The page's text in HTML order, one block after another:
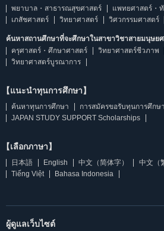
พยาบาล・สาธารณสุขศาสตร์
แพทยศาสตร์・
เภสัชศาสตร์
วิทยาศาสตร์ วิศวกรรมศาสตร์
ค้นหาสถานศึกษาที่จะศึกษาในสาขาวิชาสายมนุษย
ครุศาสตร์・ศึกษาศาสตร์
วิทยาศาสตร์ชีวภาพ
วิทยาศาสตร์บูรณาการ
【แนะนำทุนการศึกษา】
ค้นหาทุนการศึกษา
การสมัครขอรับทุนการศึกษา
JAPAN STUDY SUPPORT Scholarships
【เลือกภาษา】
日本語 English 中文（简体字） 中文（
Tiếng Việt
Bahasa Indonesia
ผู้ดูแลเว็บไซต์